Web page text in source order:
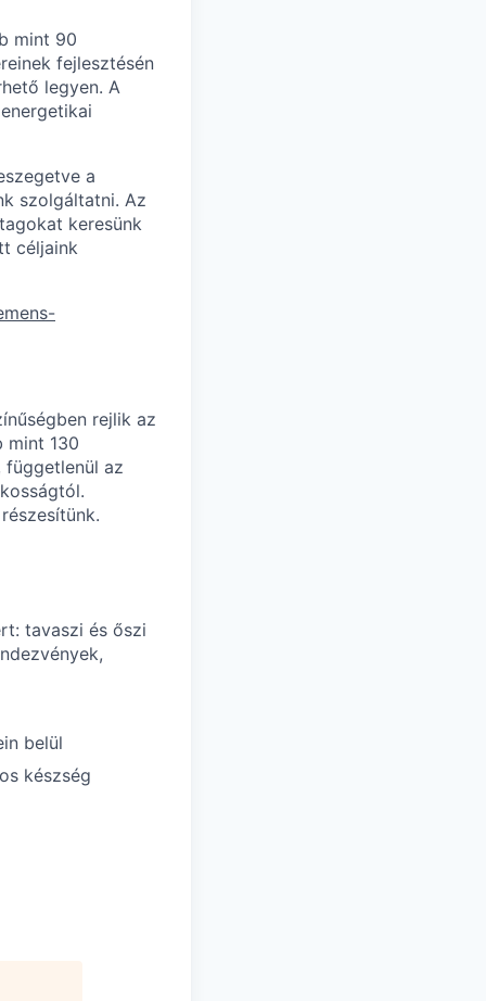
mint 90
fejlesztésén
legyen. A
a
szolgáltatni. Az
keresünk
céljaink
rejlik az
mint 130
függetlenül az
tavaszi és őszi
belül
készség